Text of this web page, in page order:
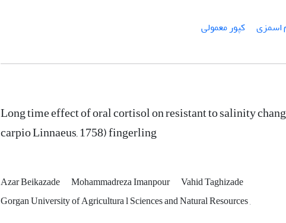
اسمزی
کپور معمولی
Long time effect of oral cortisol on resistant to salinity
carpio Linnaeus, 1758) fingerling
Azar Beikazade Mohammadreza Imanpour Vahid Taghizade
Gorgan University of Agricultura l Sciences and Natural Resources ,